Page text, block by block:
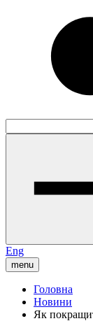
Eng
menu
Головна
Новини
Як